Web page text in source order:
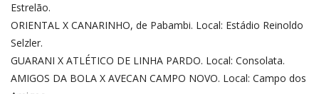
Estrelão.
ORIENTAL X CANARINHO, de Pabambi. Local: Estádio Reinoldo
Selzler.
GUARANI X ATLÉTICO DE LINHA PARDO. Local: Consolata.
AMIGOS DA BOLA X AVECAN CAMPO NOVO. Local: Campo dos